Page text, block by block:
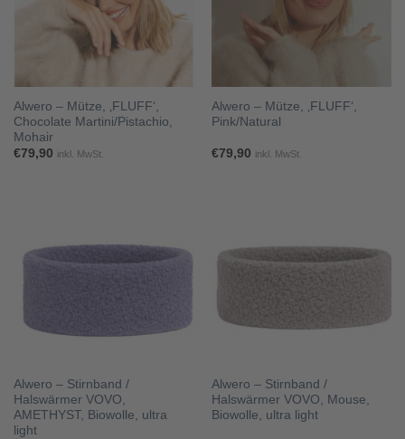
Alwero – Mütze, ‚FLUFF‘,
Chocolate Martini/Pistachio,
Mohair
€79,90 inkl. MwSt.
Alwero – Mütze, ‚FLUFF‘,
Pink/Natural
€79,90 inkl. MwSt.
Alwero – Stirnband /
Halswärmer VOVO,
AMETHYST, Biowolle, ultra
light
Alwero – Stirnband /
Halswärmer VOVO, Mouse,
Biowolle, ultra light